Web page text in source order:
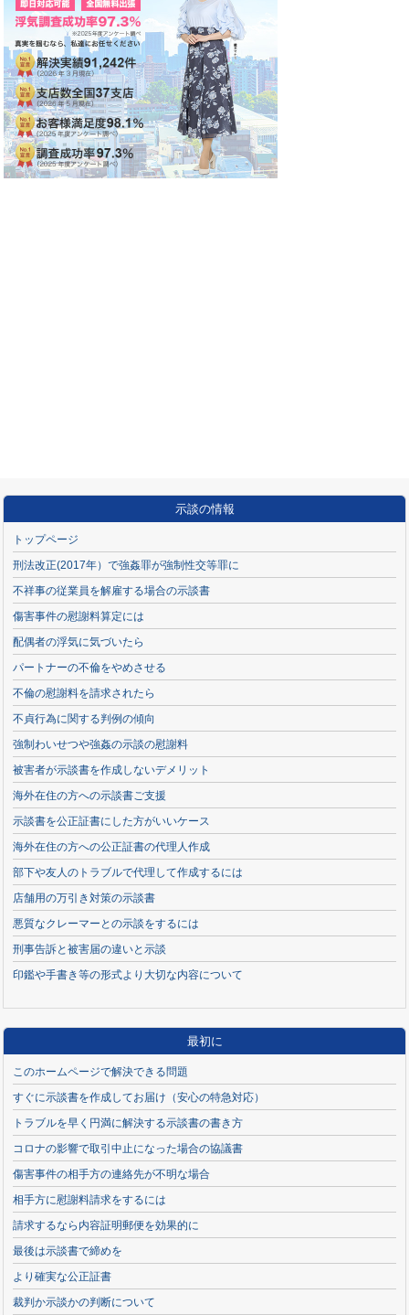
示談の情報
トップページ
刑法改正(2017年）で強姦罪が強制性交等罪に
不祥事の従業員を解雇する場合の示談書
傷害事件の慰謝料算定には
配偶者の浮気に気づいたら
パートナーの不倫をやめさせる
不倫の慰謝料を請求されたら
不貞行為に関する判例の傾向
強制わいせつや強姦の示談の慰謝料
被害者が示談書を作成しないデメリット
海外在住の方への示談書ご支援
示談書を公正証書にした方がいいケース
海外在住の方への公正証書の代理人作成
部下や友人のトラブルで代理して作成するには
店舗用の万引き対策の示談書
悪質なクレーマーとの示談をするには
刑事告訴と被害届の違いと示談
印鑑や手書き等の形式より大切な内容について
最初に
このホームページで解決できる問題
すぐに示談書を作成してお届け（安心の特急対応）
トラブルを早く円満に解決する示談書の書き方
コロナの影響で取引中止になった場合の協議書
傷害事件の相手方の連絡先が不明な場合
相手方に慰謝料請求をするには
請求するなら内容証明郵便を効果的に
最後は示談書で締めを
より確実な公正証書
裁判か示談かの判断について